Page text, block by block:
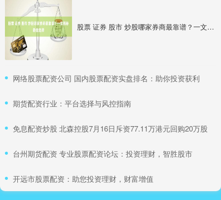
股票 证券 股市 炒股哪家券商最靠谱？一文揭秘最佳选择
​网络股票配资公司 国内股票配资实盘排名：助你投资获利
​期货配资行业：平台选择与风控指南
​免息配资炒股 北森控股7月16日斥资77.11万港元回购20万股
​台州期货配资 专业股票配资论坛：投资理财，智胜股市
​开远市股票配资：助您投资理财，财富增值